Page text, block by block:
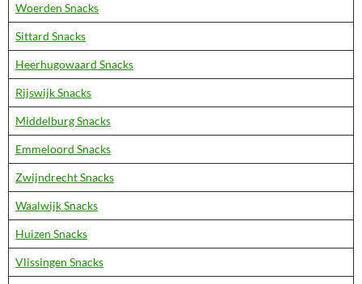
Woerden Snacks
Sittard Snacks
Heerhugowaard Snacks
Rijswijk Snacks
Middelburg Snacks
Emmeloord Snacks
Zwijndrecht Snacks
Waalwijk Snacks
Huizen Snacks
Vlissingen Snacks